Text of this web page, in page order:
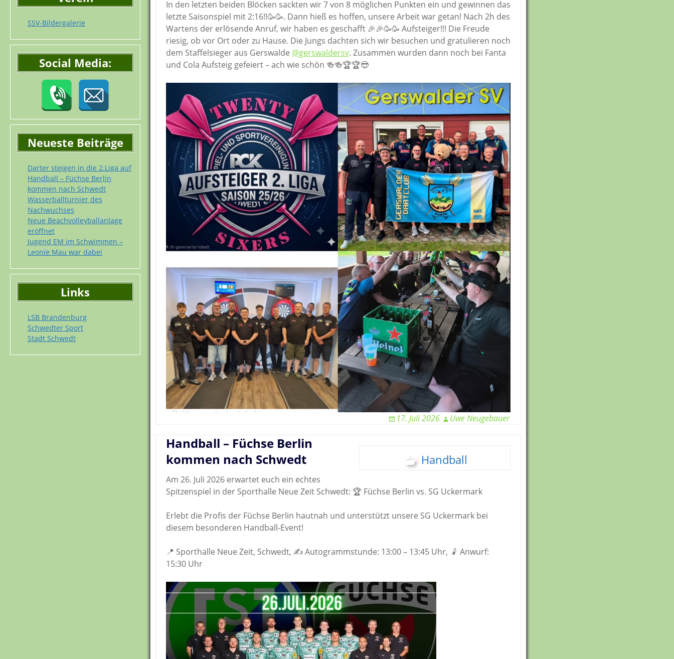
SSV-Bildergalerie
Social Media:
Neueste Beiträge
Darter steigen in die 2.Liga auf
Handball – Füchse Berlin
kommen nach Schwedt
Wasserballturnier des
Nachwuchses
Neue Beachvolleyballanlage
eröffnet
Jugend EM im Schwimmen –
Leonie Mau war dabei
Links
LSB Brandenburg
Schwedter Sport
Stadt Schwedt
In den letzten beiden Blöcken sackten wir 7 von 8 möglichen Punkten ein und gewinnen das
letzte Saisonspiel mit 2:16!!🥳🥳. Dann hieß es hoffen, unsere Arbeit war getan! Nach 2h des
Wartens der erlösende Anruf, wir haben es geschafft 🎉🎉🥳🥳 Aufsteiger!!! Die Freude
riesig, ob vor Ort oder zu Hause. Die Jungs dachten sich wir besuchen und gratulieren noch
dem Staffelsieger aus Gerswalde @gerswaldersv. Zusammen wurden dann noch bei Fanta
und Cola Aufsteig gefeiert – ach wie schön 🍻🍻🏆🏆😎
17. Juli 2026 Uwe Neugebauer
Handball
Handball – Füchse Berlin
kommen nach Schwedt
Am 26. Juli 2026 erwartet euch ein echtes
Spitzenspiel in der Sporthalle Neue Zeit Schwedt: 🏆 Füchse Berlin vs. SG Uckermark
Erlebt die Profis der Füchse Berlin hautnah und unterstützt unsere SG Uckermark bei
diesem besonderen Handball-Event!
📍 Sporthalle Neue Zeit, Schwedt, ✍️ Autogrammstunde: 13:00 – 13:45 Uhr, 🤾 Anwurf:
15:30 Uhr